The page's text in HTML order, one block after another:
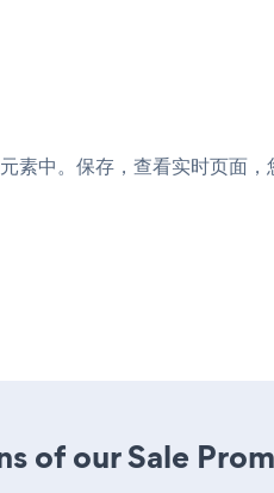
中。保存，查看实时页面，
of our Sale